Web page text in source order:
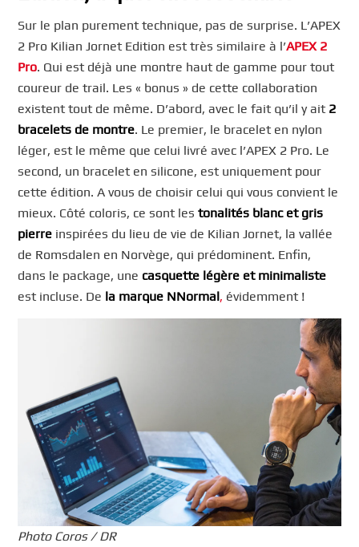
Sur le plan purement technique, pas de surprise. L’APEX
2 Pro Kilian Jornet Edition est très similaire à l’APEX 2
Pro. Qui est déjà une montre haut de gamme pour tout
coureur de trail. Les « bonus » de cette collaboration
existent tout de même. D’abord, avec le fait qu’il y ait 2
bracelets de montre. Le premier, le bracelet en nylon
léger, est le même que celui livré avec l’APEX 2 Pro. Le
second, un bracelet en silicone, est uniquement pour
cette édition. A vous de choisir celui qui vous convient le
mieux. Côté coloris, ce sont les tonalités blanc et gris
pierre inspirées du lieu de vie de Kilian Jornet, la vallée
de Romsdalen en Norvège, qui prédominent. Enfin,
dans le package, une casquette légère et minimaliste
est incluse. De la marque NNormal, évidemment !
Photo Coros / DR